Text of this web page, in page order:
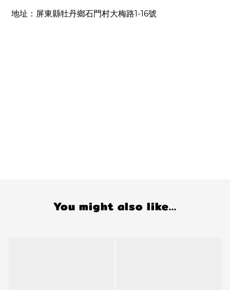
地址：屏東縣牡丹鄉石門村大梅路1-16號
You might also like...